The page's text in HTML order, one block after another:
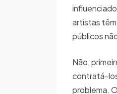
artistas
públicos
Não,
contratá-
problema.